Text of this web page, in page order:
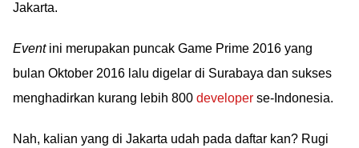
Jakarta.
Eventini merupakan puncak Game Prime 2016 yang
bulan Oktober 2016 lalu digelar di Surabaya dan sukses
menghadirkan kurang lebih 800 developer se-Indonesia.
Nah, kalian yang di Jakarta udah pada daftar kan? Rugi